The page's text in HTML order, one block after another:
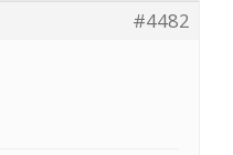
#4482